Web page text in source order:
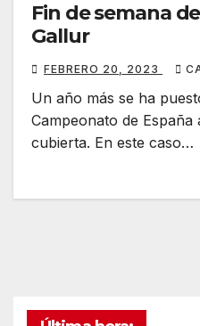
Fin de semana
Gallur
FEBRERO 20, 2023
Un año más se ha
Campeonato de España
cubierta. En este caso…